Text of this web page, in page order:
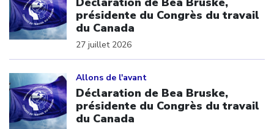
présidente du Congrès du travail
du Canada
27 juillet 2026
Allons de l'avant
Déclaration de Bea Bruske,
présidente du Congrès du travail
du Canada